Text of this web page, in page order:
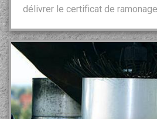
délivrer le certificat de